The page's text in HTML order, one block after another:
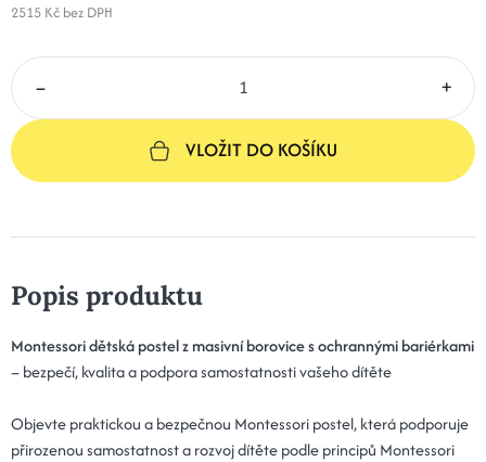
2515 Kč bez DPH
– +
VLOŽIT DO KOŠÍKU
Popis produktu
Montessori dětská postel z masivní borovice s ochrannými bariérkami
– bezpečí, kvalita a podpora samostatnosti vašeho dítěte
Objevte praktickou a bezpečnou Montessori postel, která podporuje
přirozenou samostatnost a rozvoj dítěte podle principů Montessori